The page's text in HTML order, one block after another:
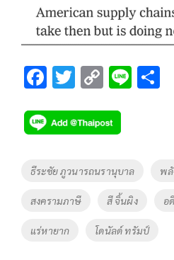
F
e
b
o
k
T
tt
er
C
p
y
Li
n
k
Li
Tags
ธีระชัย ภูวนารถนรานุบาล พลั
สงครามภาษี สี จิ้นผิง อ
แร่หายาก โดนัลด์ ทรัมป์